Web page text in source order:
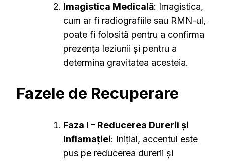
Imagistica Medicală: Imagistica,
cum ar fi radiografiile sau RMN-ul,
poate fi folosită pentru a confirma
prezența leziunii și pentru a
determina gravitatea acesteia.
Fazele de Recuperare
Faza I – Reducerea Durerii și
Inflamației: Inițial, accentul este
pus pe reducerea durerii și